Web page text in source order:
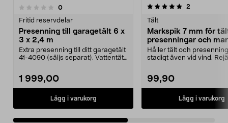
0recensioner
Fritid reservdelar
Presenning till garagetält 6 x
3 x 2,4 m
Extra presenning till ditt garagetält
41-4090 (säljs separat). Vattentät
1 999,00
Lägg i varukorg
5.0av 5 stjärnor 2
Tält
Markspik 7 mm för
presenningar och
10-pack
Håller tält och
stadigt även vid vind.
99,90
Lägg i varukorg
0.0 av 5 stjärnor